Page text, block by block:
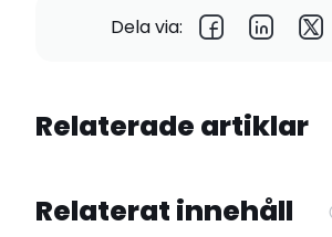
Dela via:
Relaterade artiklar
Relaterat innehåll